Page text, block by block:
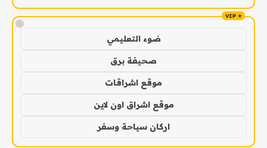
!
ضوء التعليمي
صحيفة برق
موقع اشراقات
موقع اشراق اون لاين
اركان سياحة وسفر